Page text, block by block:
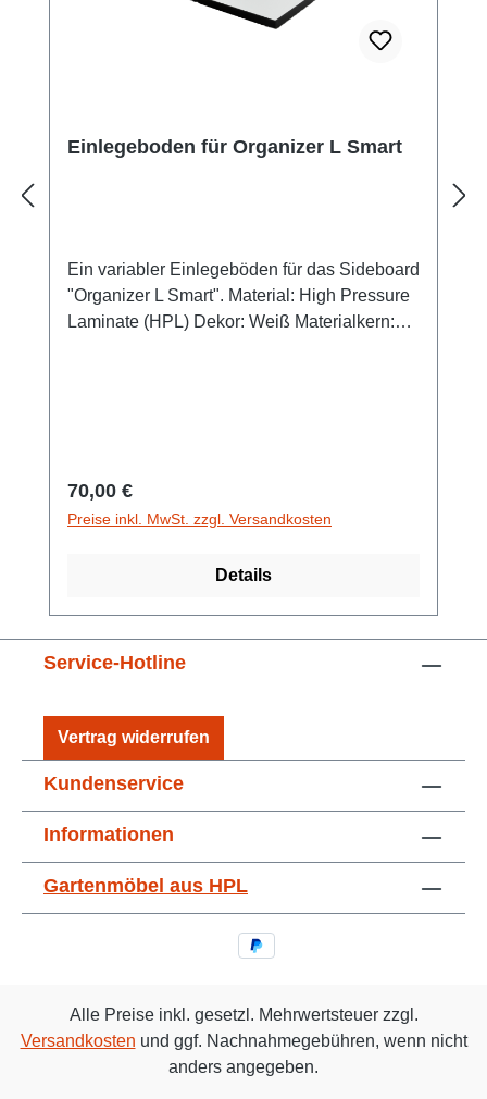
Einlegeboden für Organizer L Smart
Ein variabler Einlegeböden für das Sideboard
"Organizer L Smart". Material: High Pressure
Laminate (HPL) Dekor: Weiß Materialkern:
Regulärer Preis:
70,00 €
Preise inkl. MwSt. zzgl. Versandkosten
Details
Service-Hotline
Vertrag widerrufen
Kundenservice
Informationen
Gartenmöbel aus HPL
Alle Preise inkl. gesetzl. Mehrwertsteuer zzgl.
Versandkosten und ggf. Nachnahmegebühren, wenn nicht
anders angegeben.